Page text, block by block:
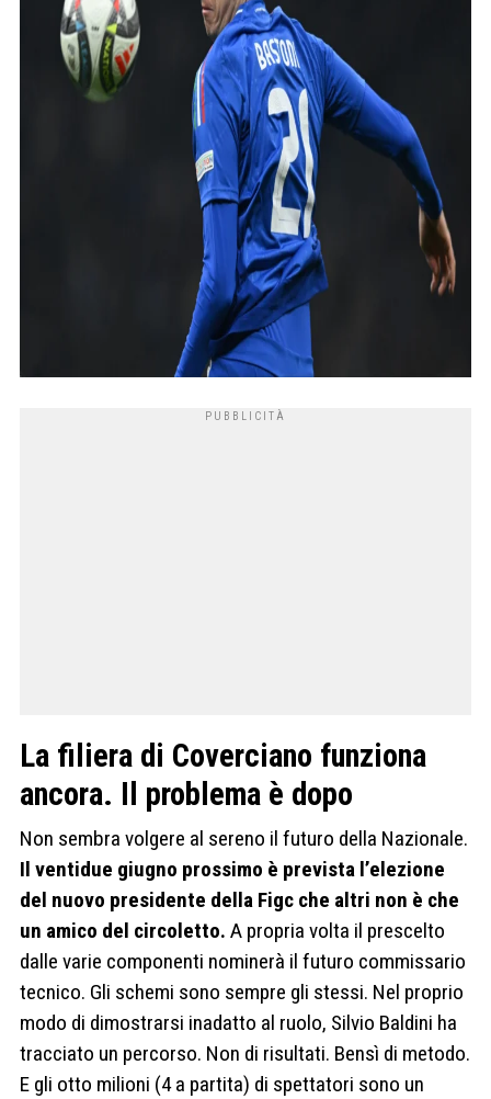
La filiera di Coverciano funziona
ancora. Il problema è dopo
Non sembra volgere al sereno il futuro della Nazionale.
Il ventidue giugno prossimo è prevista l’elezione
del nuovo presidente della Figc che altri non è che
un amico del circoletto. A propria volta il prescelto
dalle varie componenti nominerà il futuro commissario
tecnico. Gli schemi sono sempre gli stessi. Nel proprio
modo di dimostrarsi inadatto al ruolo, Silvio Baldini ha
tracciato un percorso. Non di risultati. Bensì di metodo.
E gli otto milioni (4 a partita) di spettatori sono un